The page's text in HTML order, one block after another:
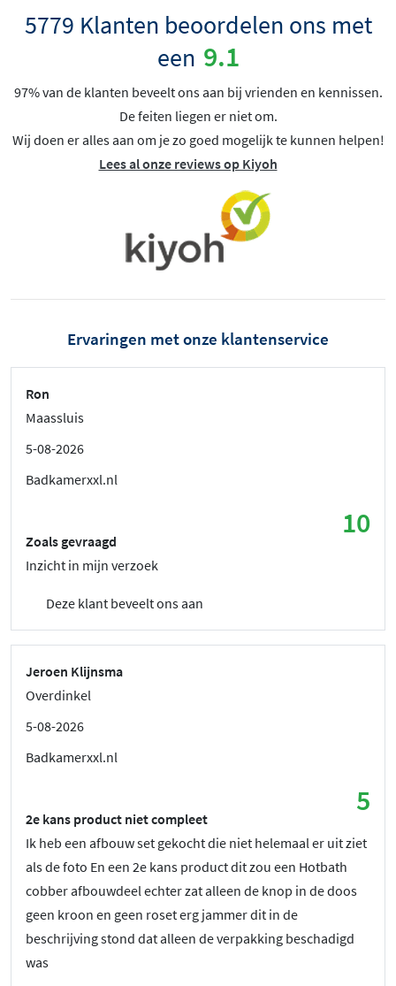
5779 Klanten beoordelen ons met
een 9.1
97% van de klanten beveelt ons aan bij vrienden en kennissen.
De feiten liegen er niet om.
Wij doen er alles aan om je zo goed mogelijk te kunnen helpen!
Lees al onze reviews op Kiyoh
Ervaringen met onze klantenservice
Ron
Maassluis
5-08-2026
Badkamerxxl.nl
10
Zoals gevraagd
Inzicht in mijn verzoek
Deze klant beveelt ons aan
Jeroen Klijnsma
Overdinkel
5-08-2026
Badkamerxxl.nl
5
2e kans product niet compleet
Ik heb een afbouw set gekocht die niet helemaal er uit ziet
als de foto En een 2e kans product dit zou een Hotbath
cobber afbouwdeel echter zat alleen de knop in de doos
geen kroon en geen roset erg jammer dit in de
beschrijving stond dat alleen de verpakking beschadigd
was